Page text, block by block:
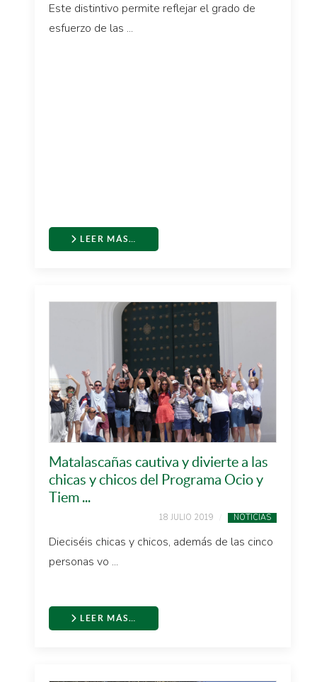
Este distintivo permite reflejar el grado de
esfuerzo de las ...
LEER MÁS…
Matalascañas cautiva y divierte a las
chicas y chicos del Programa Ocio y
Tiem ...
18 JULIO 2019 NOTICIAS
Dieciséis chicas y chicos, además de las cinco
personas vo ...
LEER MÁS…